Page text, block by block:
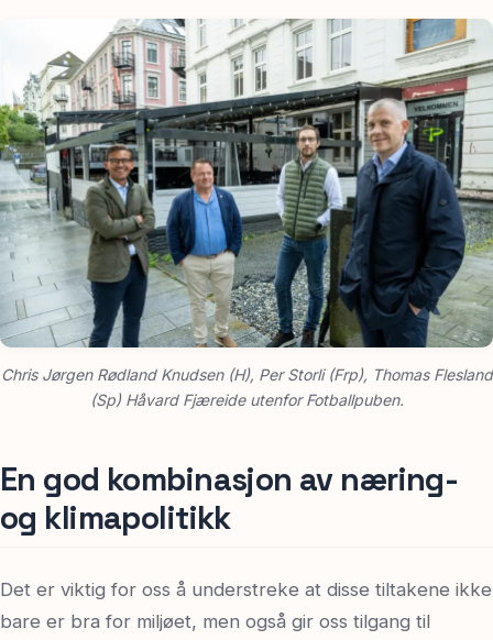
Chris Jørgen Rødland Knudsen (H), Per Storli (Frp), Thomas Flesland
(Sp) Håvard Fjæreide utenfor Fotballpuben.
En god kombinasjon av næring-
og klimapolitikk
Det er viktig for oss å understreke at disse tiltakene ikke
bare er bra for miljøet, men også gir oss tilgang til